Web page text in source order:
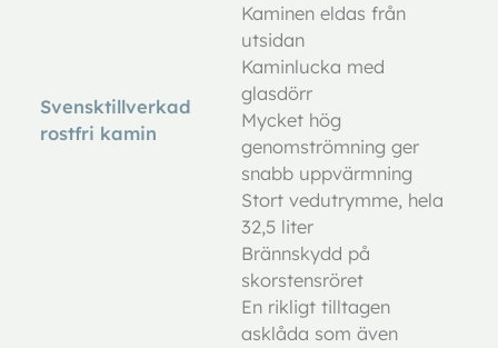
Svensktillverkad
rostfri kamin
Kaminen eldas från
utsidan
Kaminlucka med
glasdörr
Mycket hög
genomströmning ger
snabb uppvärmning
Stort vedutrymme, hela
32,5 liter
Brännskydd på
skorstensröret
En rikligt tilltagen
asklåda som även